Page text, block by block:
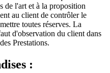
de l'art et à la proposition
au client de contrôler le
toutes réserves. La
d'observation du client dans
Prestations.
: